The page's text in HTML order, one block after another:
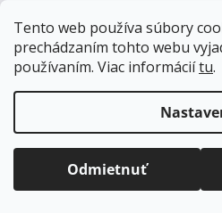
Tento web používa súbory
prechádzaním tohto webu
používaním. Viac informáciítu.
Odmietnuť
Doprava zadarmopre
nad120
Balíky zasielame
zásuvka H121/550mm
push, sivá
Skladom(40 ks)